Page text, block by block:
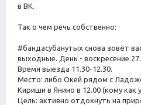
в ВК.
Так о чем речь собственно:
#бандасубанутых снова зовёт
выходные. День - воскресение
Время выезда 11.30-12.30.
Место: либо Окей рядом с
Кириши в Янино в 12.00 (кому как
Цель: активно отдохнуть на